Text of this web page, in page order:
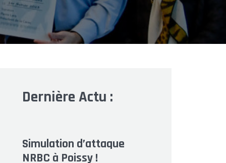
Dernière Actu :
Simulation d’attaque
NRBC à Poissy !